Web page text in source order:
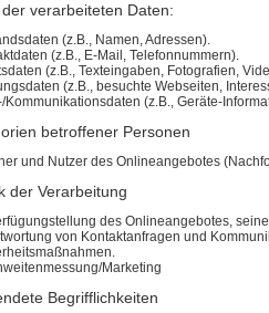
verarbeiteten Daten:
(z.B., Namen, Adressen).
(z.B., E-Mail, Telefonnummern).
(z.B., Texteingaben, Fotografien,
(z.B., besuchte Webseiten,
Kommunikationsdaten (z.B., Geräte-
betroffener Personen
und Nutzer des Onlineangebotes
der Verarbeitung
des Onlineangebotes,
von Kontaktanfragen und
Marketing
Begrifflichkeiten